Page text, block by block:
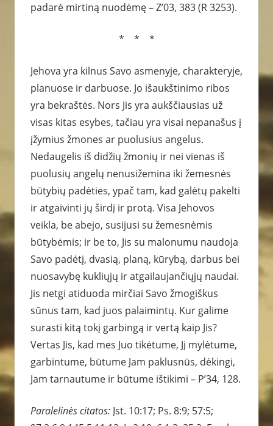
padarė mirtiną nuodėmę – Z’03, 383 (R 3253).
* * *
Jehova yra kilnus Savo asmenyje, charakteryje,
planuose ir darbuose. Jo išaukštinimo ribos
yra bekraštės. Nors Jis yra aukščiausias už
visas kitas esybes, tačiau yra visai nepanašus į
įžymius žmones ar puolusius angelus.
Nedaugelis iš didžių žmonių ir nei vienas iš
puolusių angelų nenusižemina iki žemesnės
būtybių padėties, ypač tam, kad galėtų pakelti
ir atgaivinti jų širdį ir protą. Visa Jehovos
veikla, be abejo, susijusi su žemesnėmis
būtybėmis; ir be to, Jis su malonumu naudoja
Savo padėtį, dvasią, planą, kūrybą, darbus bei
nuosavybę kukliųjų ir atgailaujančiųjų naudai.
Jis netgi atiduoda mirčiai Savo žmogiškus
sūnus tam, kad juos palaimintų. Kur galime
surasti kitą tokį garbingą ir vertą kaip Jis?
Vertas Jis, kad mes Juo tikėtume, Jį mylėtume,
garbintume, būtume Jam paklusnūs, dėkingi,
Jam tarnautume ir būtume ištikimi – P’34, 128.
Paralelinės citatos: Įst. 10:17; Ps. 8:9; 57:5;